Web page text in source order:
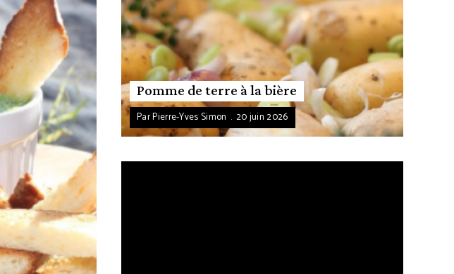
Pomme de terre à la bière
ParPierre-Yves Simon 20 juin 2026